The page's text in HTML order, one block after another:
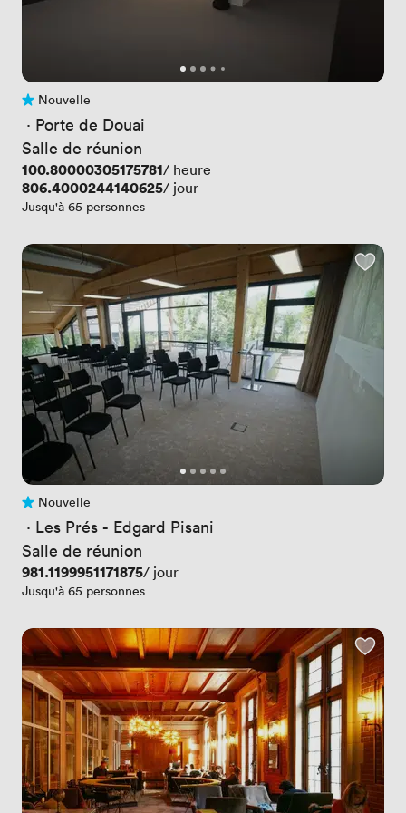
Pas encore d'avis
Nouvelle
· Porte de Douai
Salle de réunion
Prix
100.80000305175781/ heure
Prix
806.4000244140625/ jour
Jusqu'à 65 personnes
Pas encore d'avis
Nouvelle
· Les Prés - Edgard Pisani
Salle de réunion
Prix
981.1199951171875/ jour
Jusqu'à 65 personnes